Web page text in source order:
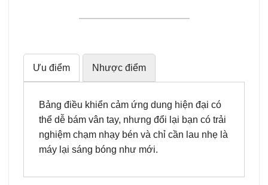
Ưu điểm Nhược điểm
Bảng điều khiển cảm ứng dung hiện đại có
thể dễ bám vân tay, nhưng đổi lại bạn có trải
nghiệm chạm nhạy bén và chỉ cần lau nhẹ là
máy lại sáng bóng như mới.